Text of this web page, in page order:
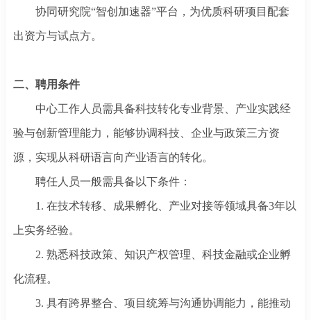
协同研究院“智创加速器”平台，为优质科研项目配套
出资方与试点方。
二、 聘用条件
中心工作人员需具备科技转化专业背景、产业实践经
验与创新管理能力，能够协调科技、企业与政策三方资
源，实现从科研语言向产业语言的转化。
聘任人员一般需具备以下条件：
1. 在技术转移、成果孵化、产业对接等领域具备3年以
上实务经验。
2. 熟悉科技政策、知识产权管理、科技金融或企业孵
化流程。
3. 具有跨界整合、项目统筹与沟通协调能力，能推动